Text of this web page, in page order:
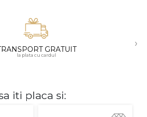
GRATUIT
la plata cu cardul
›
iti placa si: